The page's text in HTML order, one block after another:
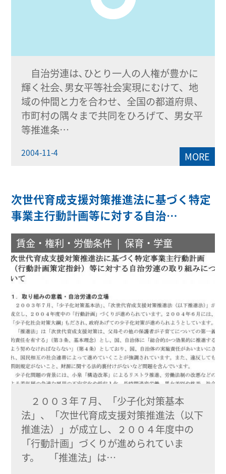
自治労連は､ひとり一人の人権が豊かに
輝く社会､男女平等社会実現にむけて、地
域の仲間と力を合わせ、全国の都道府県、
市町村の隅々まで共同をひろげて、男女平
等推進条…
2004-11-4 MORE
次世代育成支援対策推進法に基づく特定
事業主行動計画等に対する自治…
賃金・権利・労働条件 保育・学童
２００３年７月、「少子化対策基本
法」、「次世代育成支援対策推進法（以下
推進法）」が成立し、２００４年度中の
「行動計画」づくりが進められていま
す。 「推進法」は…